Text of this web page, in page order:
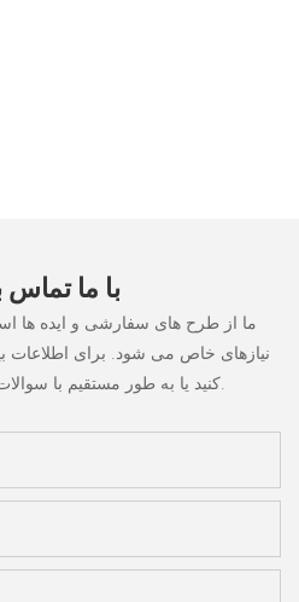
با ما تماس
ما از طرح های سفارشی و ایده ها
نیازهای خاص می شود. برای اطلاعات